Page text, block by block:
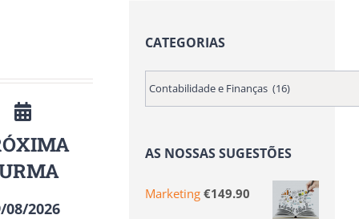
08/2026
CATEGORIAS
AS NOSSAS SUGESTÕES
Marketing €149.90